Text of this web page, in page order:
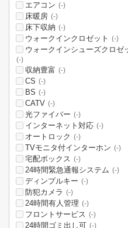
エアコン (-)
床暖房 (-)
床下収納 (-)
ウォークインクロゼット (-)
ウォークインシューズクロゼ
(-)
収納豊富 (-)
CS (-)
BS (-)
CATV (-)
光ファイバー (-)
インターネット対応 (-)
オートロック (-)
TVモニタ付インターホン (-)
宅配ボックス (-)
24時間緊急通報システム (-)
ディンプルキー (-)
防犯カメラ (-)
24時間有人管理 (-)
フロントサービス (-)
24時間ゴミ出し可 (-)